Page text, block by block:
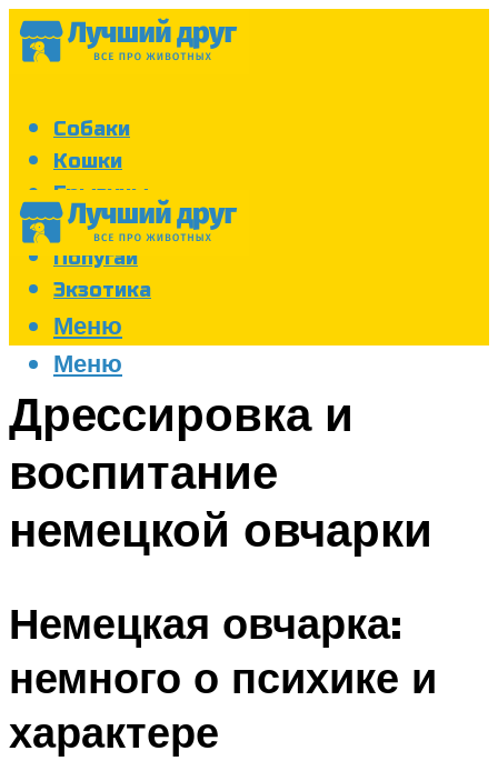
Собаки
Кошки
Грызуны
Аквариум
Попугаи
Экзотика
Меню
Меню
Дрессировка и
воспитание
немецкой овчарки
Немецкая овчарка:
немного о психике и
характере